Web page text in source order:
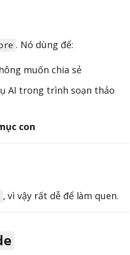
. Nó dùng để:
muốn chia sẻ
AI trong trình soạn thảo
con
, vì vậy rất dễ để làm quen.